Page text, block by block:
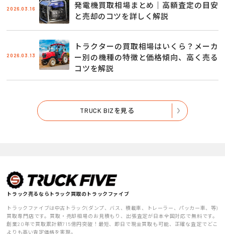
2026.03.16
発電機買取相場まとめ｜高額査定の目安
と売却のコツを詳しく解説
2026.03.13
トラクターの買取相場はいくら？メーカ
ー別の機種の特徴と価格傾向、高く売る
コツを解説
TRUCK BIZを見る
トラック売るならトラック買取のトラックファイブ
トラックファイブは中古トラック(ダンプ、バス、積載車、トレーラー、パッカー車、等)
買取専門店です。買取・売却相場のお見積もり、出張査定が日本全国対応で無料です。
創業20年で買取累計額715億円突破！最短、即日で現金買取も可能、正確な査定でどこ
よりも高い査定価格を実現。